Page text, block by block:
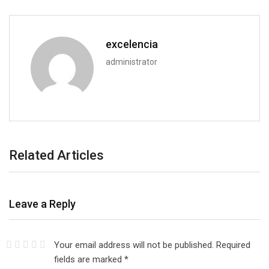
excelencia
administrator
Related Articles
Leave a Reply
Your email address will not be published. Required
fields are marked *